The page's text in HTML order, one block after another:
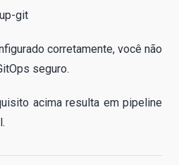
git
corretamente, você não
seguro.
acima resulta em pipeline